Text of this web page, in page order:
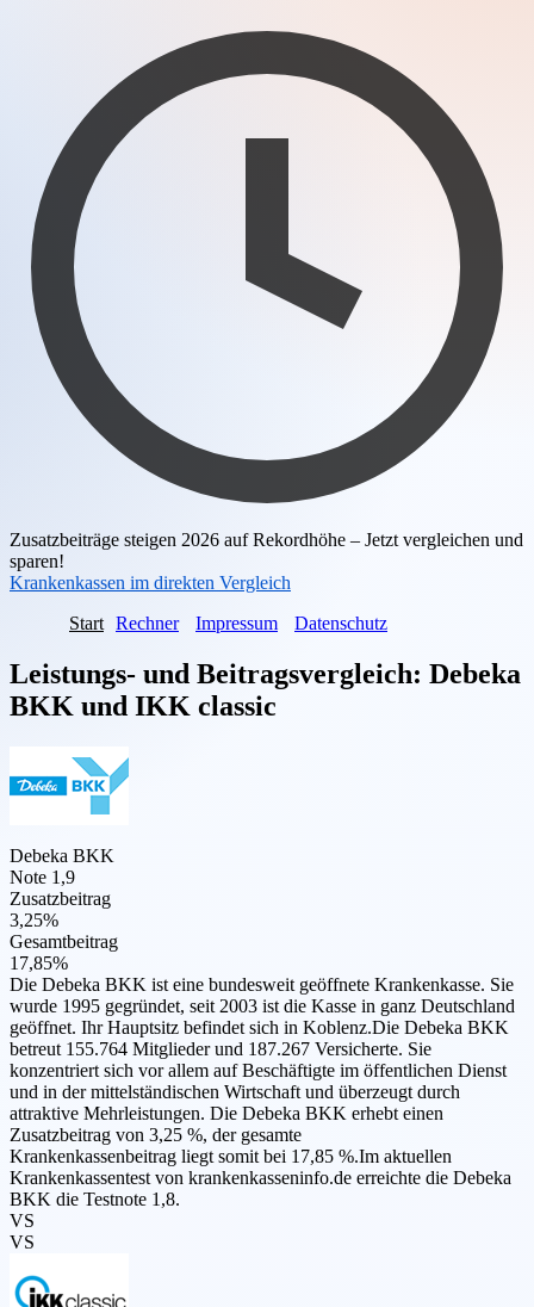
Zusatzbeiträge steigen 2026 auf Rekordhöhe – Jetzt vergleichen und
sparen!
Krankenkassen im direkten Vergleich
Start Rechner Impressum Datenschutz
Leistungs- und Beitragsvergleich: Debeka
BKK und IKK classic
Debeka BKK
Note 1,9
Zusatzbeitrag
3,25%
Gesamtbeitrag
17,85%
Die Debeka BKK ist eine bundesweit geöffnete Krankenkasse. Sie
wurde 1995 gegründet, seit 2003 ist die Kasse in ganz Deutschland
geöffnet. Ihr Hauptsitz befindet sich in Koblenz.Die Debeka BKK
betreut 155.764 Mitglieder und 187.267 Versicherte. Sie
konzentriert sich vor allem auf Beschäftigte im öffentlichen Dienst
und in der mittelständischen Wirtschaft und überzeugt durch
attraktive Mehrleistungen. Die Debeka BKK erhebt einen
Zusatzbeitrag von 3,25 %, der gesamte
Krankenkassenbeitrag liegt somit bei 17,85 %.Im aktuellen
Krankenkassentest von krankenkasseninfo.de erreichte die Debeka
BKK die Testnote 1,8.
VS
VS